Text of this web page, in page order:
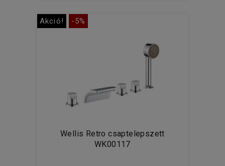
Akció! -5%
Wellis Retro csaptelepszett
WK00117